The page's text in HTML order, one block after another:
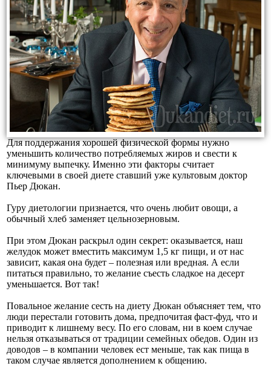
Для поддержания хорошей физической формы нужно
уменьшить количество потребляемых жиров и свести к
минимуму выпечку. Именно эти факторы считает
ключевыми в своей диете ставший уже культовым доктор
Пьер Дюкан.
Гуру диетологии признается, что очень любит овощи, а
обычный хлеб заменяет цельнозерновым.
При этом Дюкан раскрыл один секрет: оказывается, наш
желудок может вместить максимум 1,5 кг пищи, и от нас
зависит, какая она будет – полезная или вредная. А если
питаться правильно, то желание съесть сладкое на десерт
уменьшается. Вот так!
Повальное желание сесть на диету Дюкан объясняет тем, что
люди перестали готовить дома, предпочитая фаст-фуд, что и
приводит к лишнему весу. По его словам, ни в коем случае
нельзя отказываться от традиции семейных обедов. Один из
доводов – в компании человек ест меньше, так как пища в
таком случае является дополнением к общению.